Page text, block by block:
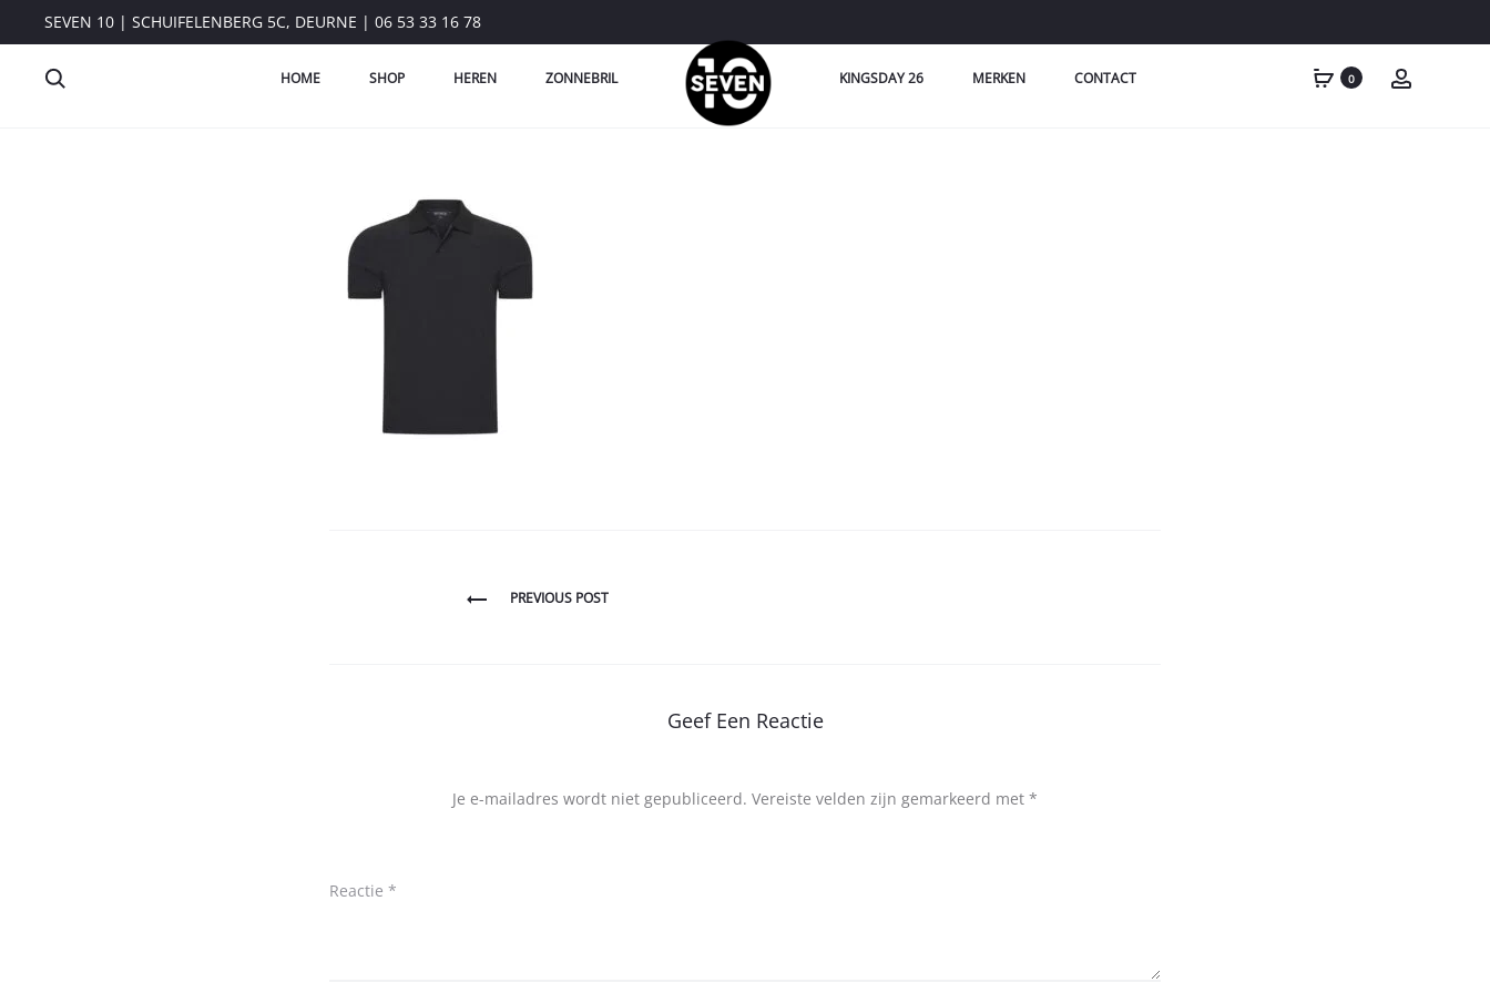
SEVEN 10 | SCHUIFELENBERG 5C, DEURNE | 06 53 33 16 78
HOME SHOP HEREN ZONNEBRIL KINGSDAY 26 MERKEN CONTACT 0
PREVIOUS POST
Geef Een Reactie
Je e-mailadres wordt niet gepubliceerd. Vereiste velden zijn gemarkeerd met *
Reactie *